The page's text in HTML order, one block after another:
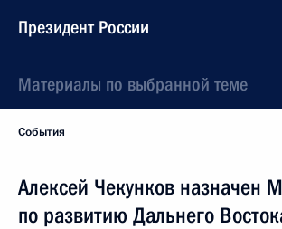
Президент России
Материалы по выбранной теме
События
Алексей Чекунков назначен
по развитию Дальнего